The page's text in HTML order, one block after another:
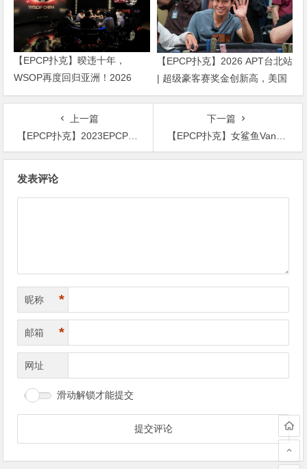
【EPCP扑克】暌违十年，
WSOP再度回归亚洲！2026
APL济州站6月19-28日盛大登
【EPCP扑克】2026 APT台北站
| 超级豪客赛奖金创新高，美国
选手Ethan “Rampage” Yau领跑
上一篇
【EPCP扑克】2023EPCP一滴水邀请赛｜详细赛程赛制
下一篇
【EPCP扑克】女鲨鱼Vanessa Selbst本色出演热门美剧《亿万》，精彩抢先看
发表评论
昵称 *
邮箱 *
网址
滑动解锁才能提交